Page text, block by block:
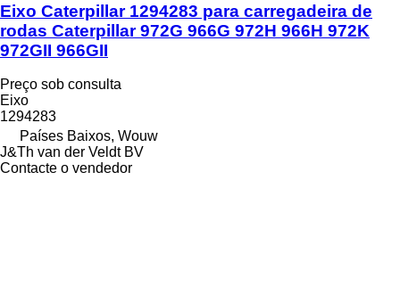
Eixo Caterpillar 1294283 para carregadeira de
rodas Caterpillar 972G 966G 972H 966H 972K
972GII 966GII
Preço sob consulta
Eixo
1294283
Países Baixos, Wouw
J&Th van der Veldt BV
Contacte o vendedor